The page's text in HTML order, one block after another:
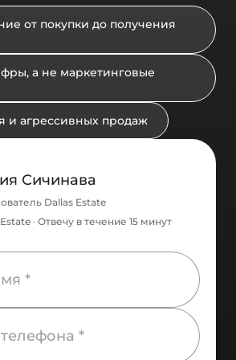
от покупки до получения
а не маркетинговые
и агрессивных продаж
Сичинава
Dallas Estate
· Отвечу в течение 15 минут